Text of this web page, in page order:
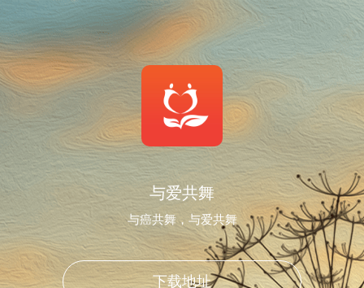
与爱共舞
与癌共舞，与爱共舞
下载地址